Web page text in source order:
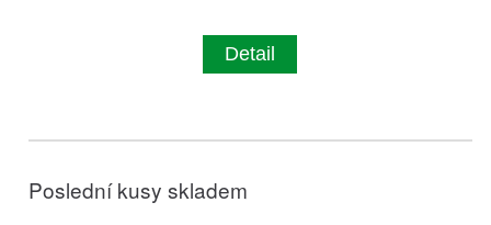
Detail
Poslední kusy skladem